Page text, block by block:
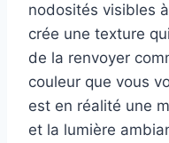
nodosités visibles
crée une texture
de la renvoyer
couleur que vous
est en réalité une
et la lumière